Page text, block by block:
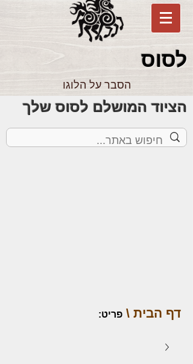
לסוס
הסבר על הלוגו
הציוד המושלם לסוס שלך
דף הבית \ פריט: